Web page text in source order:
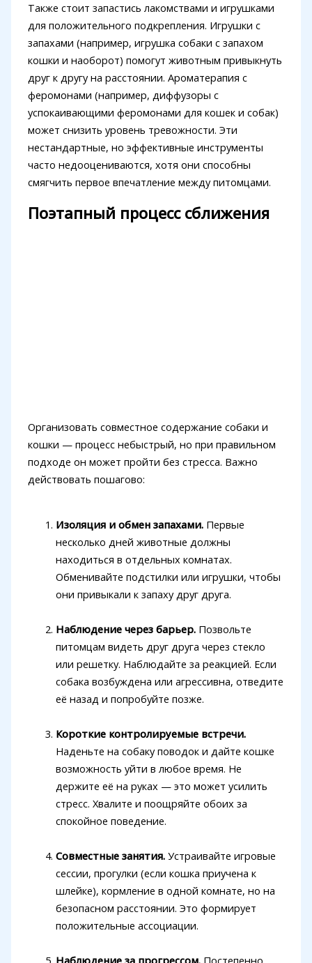
Также стоит запастись лакомствами и игрушками
для положительного подкрепления. Игрушки с
запахами (например, игрушка собаки с запахом
кошки и наоборот) помогут животным привыкнуть
друг к другу на расстоянии. Ароматерапия с
феромонами (например, диффузоры с
успокаивающими феромонами для кошек и собак)
может снизить уровень тревожности. Эти
нестандартные, но эффективные инструменты
часто недооцениваются, хотя они способны
смягчить первое впечатление между питомцами.
Поэтапный процесс сближения
Организовать совместное содержание собаки и
кошки — процесс небыстрый, но при правильном
подходе он может пройти без стресса. Важно
действовать пошагово:
Изоляция и обмен запахами.Первые
несколько дней животные должны
находиться в отдельных комнатах.
Обменивайте подстилки или игрушки, чтобы
они привыкали к запаху друг друга.
Наблюдение через барьер.Позвольте
питомцам видеть друг друга через стекло
или решетку. Наблюдайте за реакцией. Если
собака возбуждена или агрессивна, отведите
её назад и попробуйте позже.
Короткие контролируемые встречи.
Наденьте на собаку поводок и дайте кошке
возможность уйти в любое время. Не
держите её на руках — это может усилить
стресс. Хвалите и поощряйте обоих за
спокойное поведение.
Совместные занятия.Устраивайте игровые
сессии, прогулки (если кошка приучена к
шлейке), кормление в одной комнате, но на
безопасном расстоянии. Это формирует
положительные ассоциации.
Наблюдение за прогрессом.Постепенно